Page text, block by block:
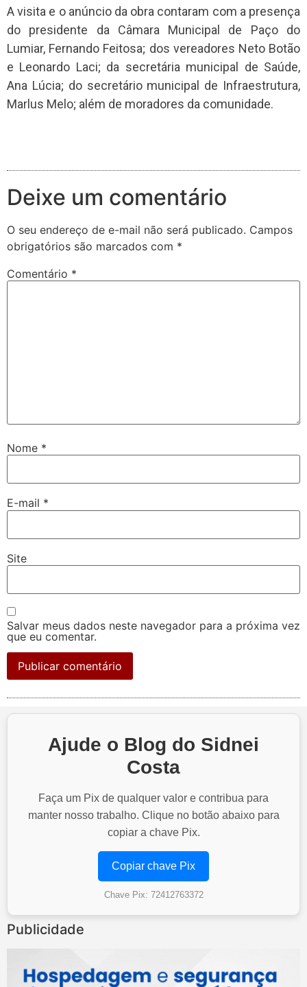
A visita e o anúncio da obra contaram com a presença
do presidente da Câmara Municipal de Paço do
Lumiar, Fernando Feitosa; dos vereadores Neto Botão
e Leonardo Laci; da secretária municipal de Saúde,
Ana Lúcia; do secretário municipal de Infraestrutura,
Marlus Melo; além de moradores da comunidade.
Deixe um comentário
O seu endereço de e-mail não será publicado. Campos
obrigatórios são marcados com *
Comentário *
Nome *
E-mail *
Site
Salvar meus dados neste navegador para a próxima vez
que eu comentar.
Ajude o Blog do Sidnei
Costa
Faça um Pix de qualquer valor e contribua para
manter nosso trabalho. Clique no botão abaixo para
copiar a chave Pix.
Copiar chave Pix
Chave Pix: 72412763372
Publicidade